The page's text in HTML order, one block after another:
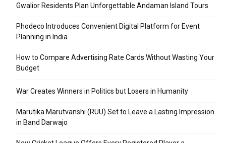
Gwalior Residents Plan Unforgettable Andaman Island Tours
Phodeco Introduces Convenient Digital Platform for Event
Planning in India
How to Compare Advertising Rate Cards Without Wasting Your
Budget
War Creates Winners in Politics but Losers in Humanity
Marutika Marutvanshi (RUU) Set to Leave a Lasting Impression
in Band Darwajo